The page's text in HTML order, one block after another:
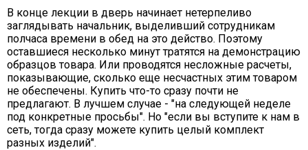
В конце лекции в дверь начинает нетерпеливо
заглядывать начальник, выделивший сотрудникам
полчаса времени в обед на это действо. Поэтому
оставшиеся несколько минут тратятся на демонстрацию
образцов товара. Или проводятся несложные расчеты,
показывающие, сколько еще несчастных этим товаром
не обеспечены. Купить что-то сразу почти не
предлагают. В лучшем случае - "на следующей неделе
под конкретные просьбы". Но "если вы вступите к нам в
сеть, тогда сразу можете купить целый комплект
разных изделий".